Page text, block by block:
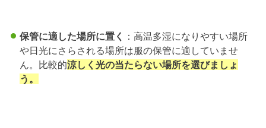
保管に適した場所に置く
：高温多湿になりやすい場所
や日光にさらされる場所は服の保管に適していませ
ん。比較的涼しく光の当たらない場所を選びましょ
う。